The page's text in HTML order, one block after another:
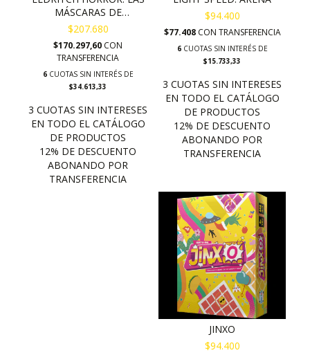
MÁSCARAS DE
NYARLATHOTEP
$207.680
$170.297,60 CON
TRANSFERENCIA
6CUOTAS SIN INTERÉS DE
$34.613,33
$94.400
$77.408 CON TRANSFERENCIA
6CUOTAS SIN INTERÉS DE
$15.733,33
JINXO
$94.400